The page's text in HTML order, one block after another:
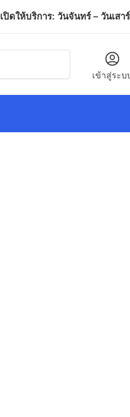
เปิดให้บริการ: วันจันทร์ – วันเส
เข้าสู่ระบ